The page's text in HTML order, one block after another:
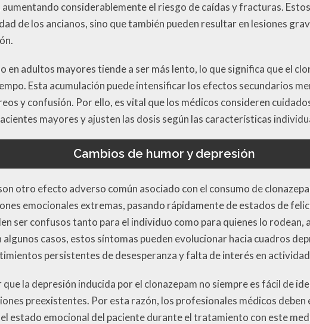
considerablemente el riesgo de caídas y fracturas.
de los ancianos, sino que también pueden resultar en lesiones
en adultos mayores tiende a ser más lento, lo que significa que el
Esta acumulación puede intensificar los efectos secundarios
y confusión. Por ello, es vital que los médicos consideren
mayores y ajusten las dosis según las características
Cambios de humor y depresión
otro efecto adverso común asociado con el consumo de
emocionales extremas, pasando rápidamente de estados de
ser confusos tanto para el individuo como para quienes lo rodean,
algunos casos, estos síntomas pueden evolucionar hacia cuadros
persistentes de desesperanza y falta de interés en
la depresión inducida por el clonazepam no siempre es fácil de
preexistentes. Por esta razón, los profesionales médicos
estado emocional del paciente durante el tratamiento con este